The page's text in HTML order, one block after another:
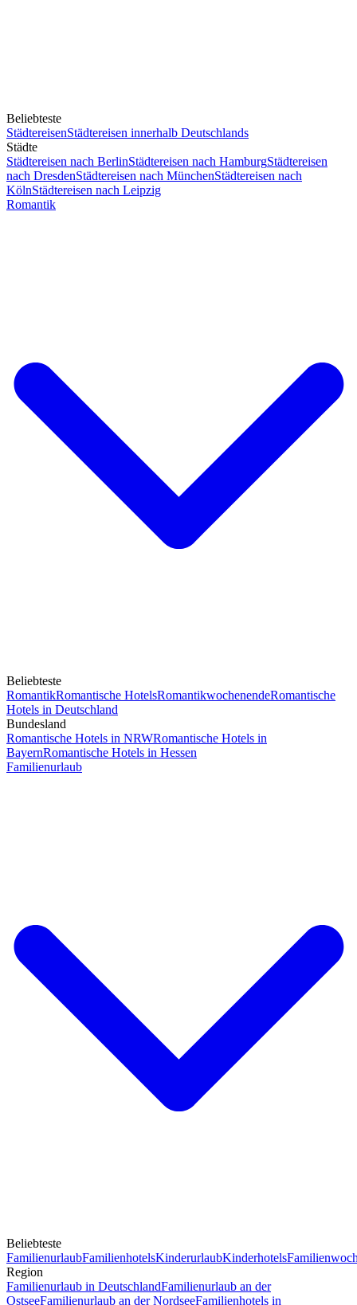
Beliebteste
StädtereisenStädtereisen innerhalb Deutschlands
Städte
Städtereisen nach BerlinStädtereisen nach HamburgStädtereisen
nach DresdenStädtereisen nach MünchenStädtereisen nach
KölnStädtereisen nach Leipzig
Romantik
Beliebteste
RomantikRomantische HotelsRomantikwochenendeRomantische
Hotels in Deutschland
Bundesland
Romantische Hotels in NRWRomantische Hotels in
BayernRomantische Hotels in Hessen
Familienurlaub
Beliebteste
FamilienurlaubFamilienhotelsKinderurlaubKinderhotels
Region
Familienurlaub in DeutschlandFamilienurlaub an der
OstseeFamilienurlaub an der NordseeFamilienhotels in